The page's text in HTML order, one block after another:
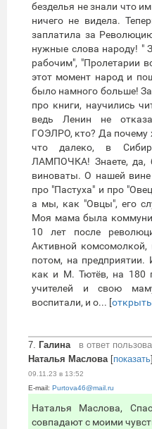
безделья не знали что
ничего не видела.
заплатила за
нужные слова народу! "
рабочим", "Пролетарии
этот момент народ и
было намного больше!
про книги, научились
ведь Ленин не
ГОЭЛРО, кто? Да почему
что далеко, в
ЛАМПОЧКА! Знаете,
виноваты. О нашей
про "Пастуха" и про
а мы, как "Овцы", его
Моя мама была
10 лет после
Активной комсомолкой,
потом, на предприятии.
как и М. Тютёв, на 180
учителей и свою
воспитали, и о... [открыть
7. Галина
в ответ
Наталья Маслова[показать]
09.11.23 в 13:52
E-mail: Purtova46@mail.ru
Наталья Маслова,
совпадают с моими